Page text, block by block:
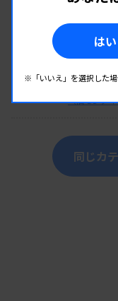
（旧 BD ダ
微生物検査
BD キエ
（旧 BD ダ
同じカ
はい
※「いいえ」を選択した場